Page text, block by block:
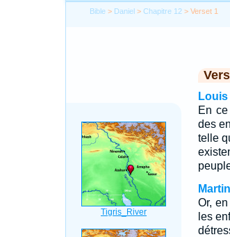
Bible > Daniel >Chapitre 12 > Verset 1
En
des
telle
Or,
les